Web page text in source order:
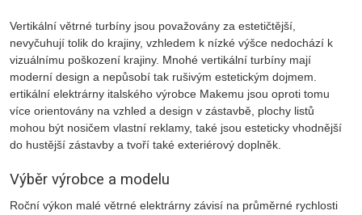
Vertikální větrné turbíny jsou považovány za estetičtější,
nevyčuhují tolik do krajiny, vzhledem k nízké výšce nedochází k
vizuálnímu poškození krajiny. Mnohé vertikální turbíny mají
moderní design a nepůsobí tak rušivým estetickým dojmem.
ertikální elektrárny italského výrobce Makemu jsou oproti tomu
více orientovány na vzhled a design v zástavbě, plochy listů
mohou být nosičem vlastní reklamy, také jsou esteticky vhodnější
do hustější zástavby a tvoří také exteriérový doplněk.
Výběr výrobce a modelu
Roční výkon malé větrné elektrárny závisí na průměrné rychlosti